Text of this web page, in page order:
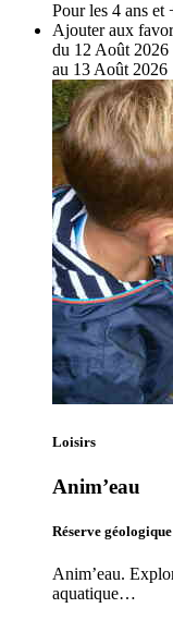
Pour les 4 ans et
Ajouter aux
du 12 Août 2026
au 13 Août 2026
Loisirs
Anim’eau
Réserve
Anim’eau.
aquatique…